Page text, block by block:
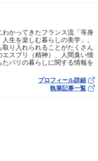
かってきたフランス流「等身
生を楽しむ暮らしの美学」。
り入れられることがたくさん
スプリ（精神）、人間臭い情
パリの暮らしに関する情報を
プロフィール詳細
執筆記事一覧